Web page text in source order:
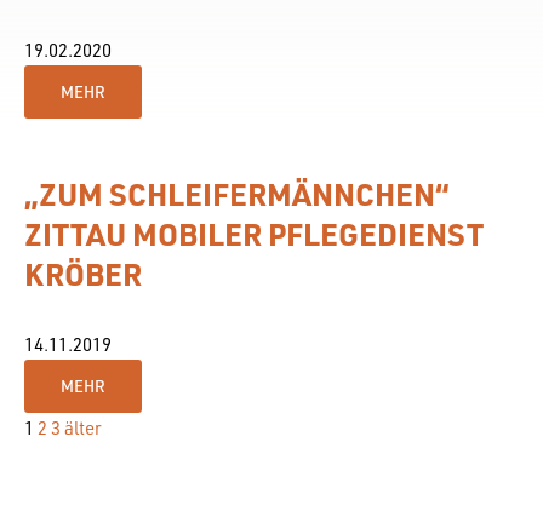
19.02.2020
MEHR
„ZUM SCHLEIFERMÄNNCHEN“
ZITTAU MOBILER PFLEGEDIENST
KRÖBER
14.11.2019
MEHR
1 2 3 älter